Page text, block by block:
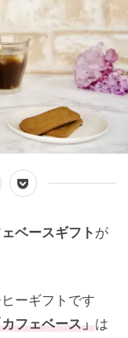
ベースギフト が
ーギフトです
フェベース」は